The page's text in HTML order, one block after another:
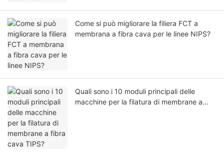
Come si può migliorare la filiera FCT a
membrana a fibra cava per le linee NIPS?
Quali sono i 10 moduli principali delle
macchine per la filatura di membrane a